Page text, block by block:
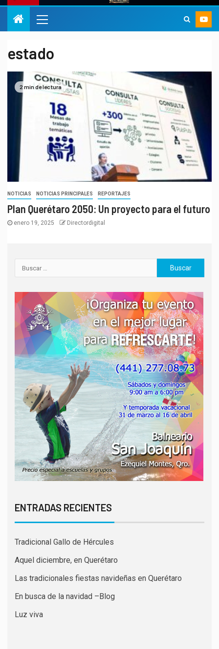
estado
2 min de lectura
NOTICIAS NOTICIAS PRINCIPALES REPORTAJES
Plan Querétaro 2050: Un proyecto para el futuro
enero 19, 2025 Directordigital
ENTRADAS RECIENTES
Tradicional Gallo de Hércules
Aquel diciembre, en Querétaro
Las tradicionales fiestas navideñas en Querétaro
En busca de la navidad –Blog
Luz viva